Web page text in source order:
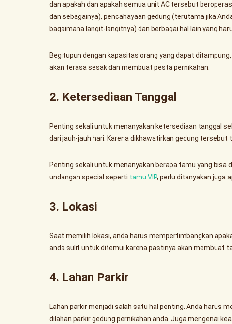
dan apakah dan apakah semua unit AC tersebut
dan sebagainya), pencahayaan gedung (terutama jika
bagaimana langit-langitnya) dan berbagai hal lain yang
Begitupun dengan kapasitas orang yang dapat
akan terasa sesak dan membuat pesta pernikahan.
2. Ketersediaan Tanggal
Penting sekali untuk menanyakan ketersediaan tanggal
dari jauh-jauh hari. Karena dikhawatirkan gedung tersebut
Penting sekali untuk menanyakan berapa tamu yang
undangan special seperti tamu VIP, perlu ditanyakan juga
3. Lokasi
Saat memilih lokasi, anda harus mempertimbangkan
anda sulit untuk ditemui karena pastinya akan membuat
4. Lahan Parkir
Lahan parkir menjadi salah satu hal penting. Anda harus
dilahan parkir gedung pernikahan anda. Juga mengenai